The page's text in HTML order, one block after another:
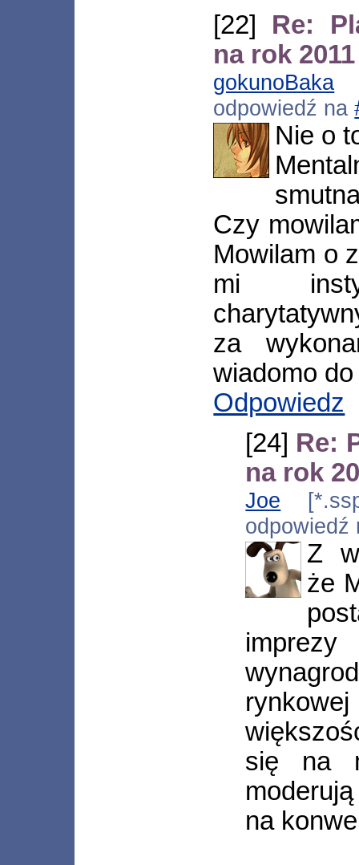
[22] Re:
na rok 2011
gokunoBaka
odpowiedź na
Nie o
Czy
Mowilam o
mi
za
wiadomo
Odpowiedz
[24] Re:
na rok
Joe
Z
że
się na
na